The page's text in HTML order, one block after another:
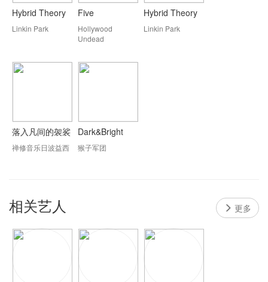
Hybrid Theory
Linkin Park
Five
Hollywood
Undead
Hybrid Theory
Linkin Park
落入凡间的袈裟
禅修音乐日波益西
Dark&Bright
猴子军团
相关艺人 更多